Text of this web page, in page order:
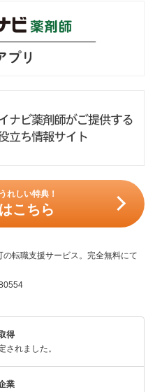
れしい特典！
こちら
の転職支援サービス。完全無料にて
得
されました。
業